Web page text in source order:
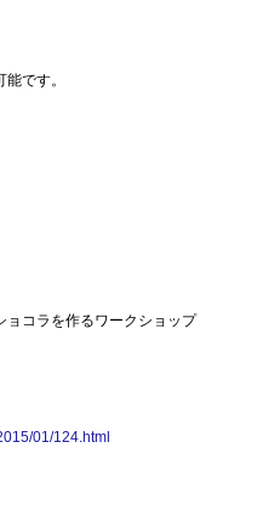
です。
ョコラを作るワークショップ
01/124.html